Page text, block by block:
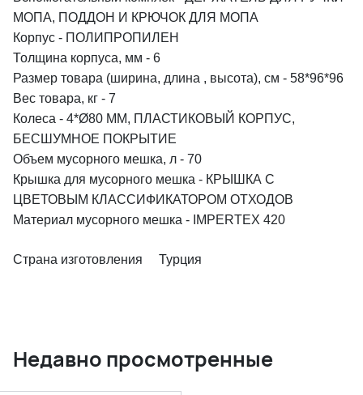
МОПА, ПОДДОН И КРЮЧОК ДЛЯ МОПА
Корпус - ПОЛИПРОПИЛЕН
Толщина корпуса, мм - 6
Размер товара (ширина, длина , высота), см - 58*96*96
Вес товара, кг - 7
Колеса - 4*Ø80 ММ, ПЛАСТИКОВЫЙ КОРПУС,
БЕСШУМНОЕ ПОКРЫТИЕ
Объем мусорного мешка, л - 70
Крышка для мусорного мешка - КРЫШКА С
ЦВЕТОВЫМ КЛАССИФИКАТОРОМ ОТХОДОВ
Материал мусорного мешка - IMPERTEX 420
Страна изготовления Турция
Недавно просмотренные